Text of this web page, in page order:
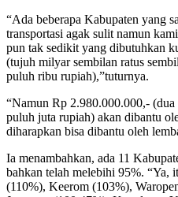
“Ada beberapa Kabupaten yang
transportasi agak sulit namun
pun tak sedikit yang dibutuhkan
(tujuh milyar sembilan ratus
puluh ribu rupiah),”tuturnya.
“Namun Rp 2.980.000.000,-
puluh juta rupiah) akan dibantu
diharapkan bisa dibantu oleh
Ia menambahkan, ada 11
bahkan telah melebihi 95%. “Ya,
(110%), Keerom (103%),